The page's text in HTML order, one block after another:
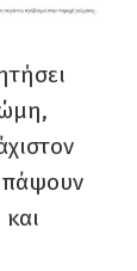
πάψουν